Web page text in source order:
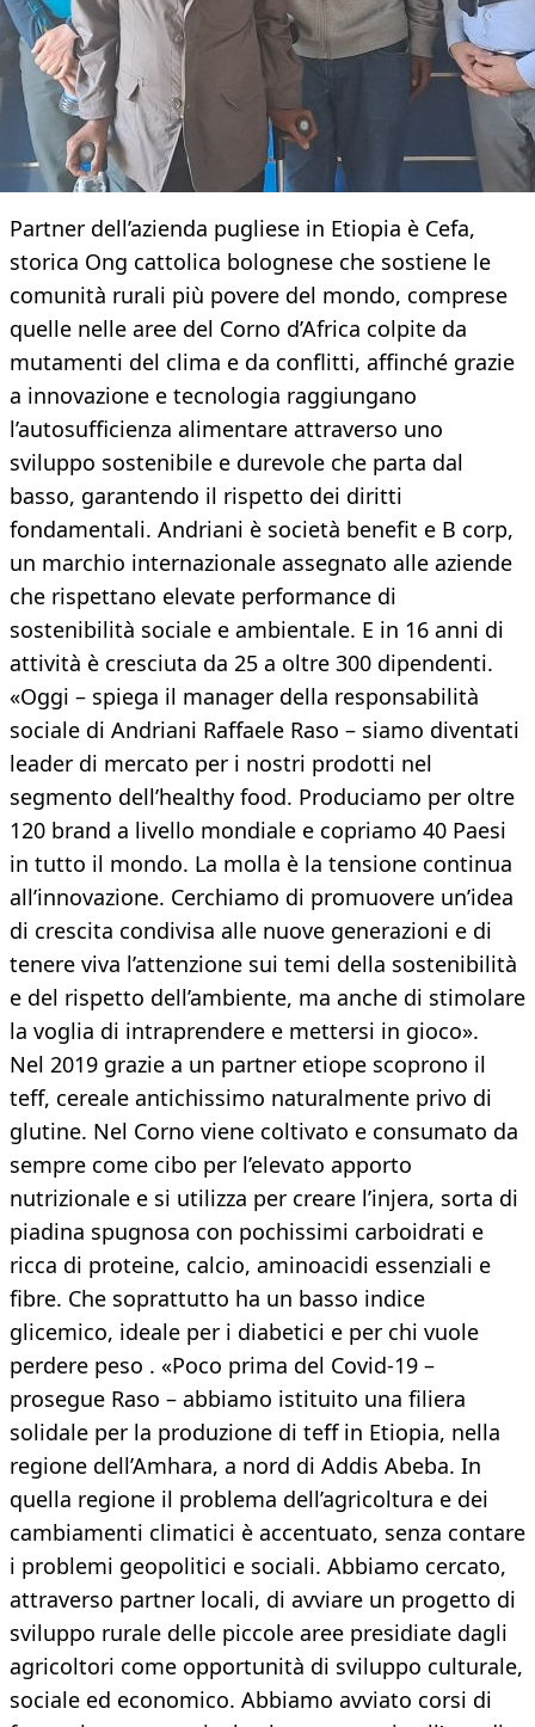
Partner dell’azienda pugliese in Etiopia è Cefa,
storica Ong cattolica bolognese che sostiene le
comunità rurali più povere del mondo, comprese
quelle nelle aree del Corno d’Africa colpite da
mutamenti del clima e da conflitti, affinché grazie
a innovazione e tecnologia raggiungano
l’autosufficienza alimentare attraverso uno
sviluppo sostenibile e durevole che parta dal
basso, garantendo il rispetto dei diritti
fondamentali. Andriani è società benefit e B corp,
un marchio internazionale assegnato alle aziende
che rispettano elevate performance di
sostenibilità sociale e ambientale. E in 16 anni di
attività è cresciuta da 25 a oltre 300 dipendenti.
«Oggi – spiega il manager della responsabilità
sociale di Andriani Raffaele Raso – siamo diventati
leader di mercato per i nostri prodotti nel
segmento dell’healthy food. Produciamo per oltre
120 brand a livello mondiale e copriamo 40 Paesi
in tutto il mondo. La molla è la tensione continua
all’innovazione. Cerchiamo di promuovere un’idea
di crescita condivisa alle nuove generazioni e di
tenere viva l’attenzione sui temi della sostenibilità
e del rispetto dell’ambiente, ma anche di stimolare
la voglia di intraprendere e mettersi in gioco».
Nel 2019 grazie a un partner etiope scoprono il
teff, cereale antichissimo naturalmente privo di
glutine. Nel Corno viene coltivato e consumato da
sempre come cibo per l’elevato apporto
nutrizionale e si utilizza per creare l’injera, sorta di
piadina spugnosa con pochissimi carboidrati e
ricca di proteine, calcio, aminoacidi essenziali e
fibre. Che soprattutto ha un basso indice
glicemico, ideale per i diabetici e per chi vuole
perdere peso . «Poco prima del Covid-19 –
prosegue Raso – abbiamo istituito una filiera
solidale per la produzione di teff in Etiopia, nella
regione dell’Amhara, a nord di Addis Abeba. In
quella regione il problema dell’agricoltura e dei
cambiamenti climatici è accentuato, senza contare
i problemi geopolitici e sociali. Abbiamo cercato,
attraverso partner locali, di avviare un progetto di
sviluppo rurale delle piccole aree presidiate dagli
agricoltori come opportunità di sviluppo culturale,
sociale ed economico. Abbiamo avviato corsi di